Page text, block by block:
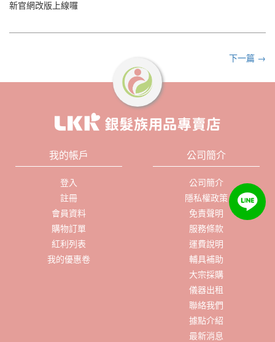
新官網改版上線囉
下一篇 →
我的帳戶
登入
註冊
會員資料
購物訂單
紅利列表
我的優惠卷
公司簡介
公司簡介
隱私權政策
免責聲明
服務條款
運費說明
輔具補助
大宗採購
儀器出租
聯絡我們
據點介紹
最新消息